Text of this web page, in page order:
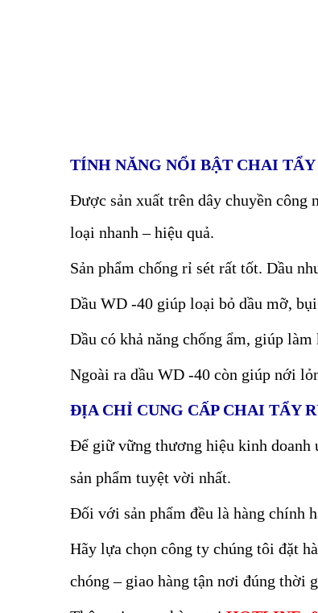
TÍNH NĂNG NỔI BẬT CHAI TẨY
Được sản xuất trên dây chuyền công
loại nhanh – hiệu quả.
Sản phẩm chống rỉ sét rất tốt. Dầu
Dầu WD -40 giúp loại bỏ dầu mỡ,
Dầu có khả năng chống ẩm, giúp
Ngoài ra dầu WD -40 còn giúp nới
ĐỊA CHỈ CUNG CẤP CHAI TẨY
Để giữ vững thương hiệu kinh doanh
sản phẩm tuyệt vời nhất.
Đối với sản phẩm đều là hàng chính
Hãy lựa chọn công ty chúng tôi đặt
chóng – giao hàng tận nơi đúng thời